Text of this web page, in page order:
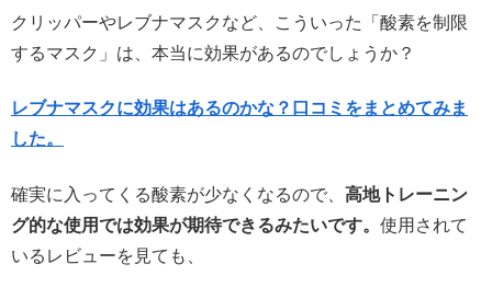
クリッパーやレブナマスクなど、こういった「酸素を制限
するマスク」は、本当に効果があるのでしょうか？
レブナマスクに効果はあるのかな？口コミをまとめてみま
した。
確実に入ってくる酸素が少なくなるので、 高地トレーニン
グ的な使用では効果が期待できるみたいです。 使用されて
いるレビューを見ても、